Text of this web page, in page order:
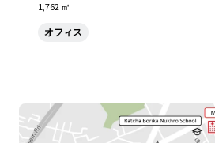
1,762 ㎡
オフィス